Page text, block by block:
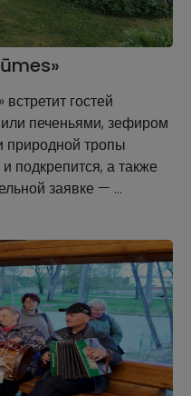
гостей
печеньями, зефиром
природной тропы
подкрепится, а также
заявке — …